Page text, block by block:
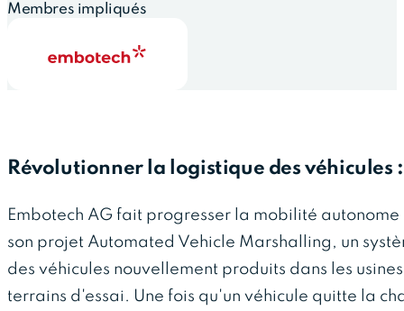
Membres impliqués
Révolutionner la logistique des véhicules
Embotech AG fait progresser la mobilité
son projet Automated Vehicle Marshalling, un
des véhicules nouvellement produits dans les
terrains d'essai. Une fois qu'un véhicule quitte la